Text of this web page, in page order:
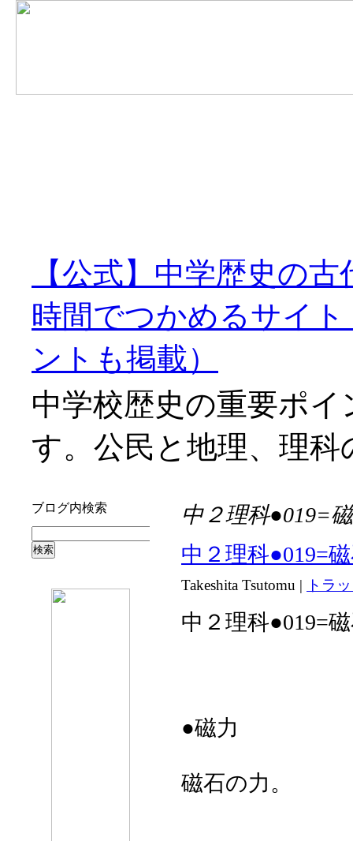
【公式】中学歴史の
時間でつかめるサイ
ントも掲載）
中学校歴史の重要ポ
す。公民と地理、理
中２理科●019=
中２理科●019=
Takeshita Tsutomu | トラ
中２理科●019=
●磁力
磁石の力。
ブログ内検索